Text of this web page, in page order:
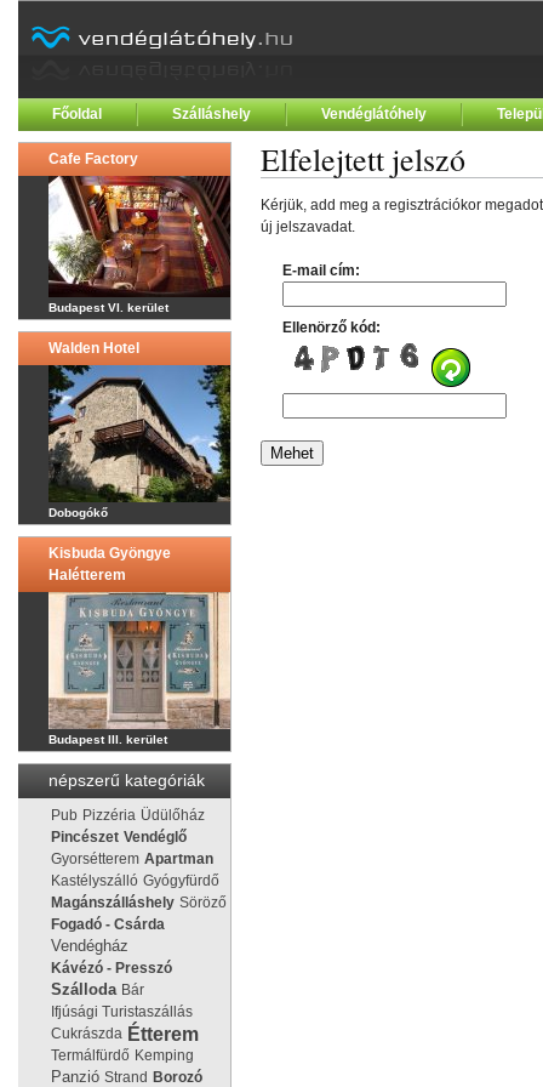
Főoldal Szálláshely Vendéglátóhely
Cafe Factory
Budapest VI. kerület
Walden Hotel
Dobogókő
Kisbuda Gyöngye
Halétterem
Budapest III. kerület
népszerű kategóriák
Pub Pizzéria Üdülőház
Pincészet Vendéglő
Gyorsétterem Apartman
Kastélyszálló Gyógyfürdő
Magánszálláshely Söröző
Fogadó - Csárda
Vendégház
Kávézó - Presszó
Szálloda Bár
Ifjúsági Turistaszállás
Cukrászda Étterem
Termálfürdő Kemping
Panzió Strand Borozó
Elfelejtett jelszó
Kérjük, add meg a regisztrációkor
új jelszavadat.
E-mail cím:
Ellenörző kód: